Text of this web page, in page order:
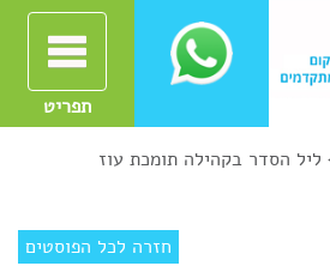
תפריט
ליל הסדר בקהילה תומכת עוז
חזרה לכל הפוסטים